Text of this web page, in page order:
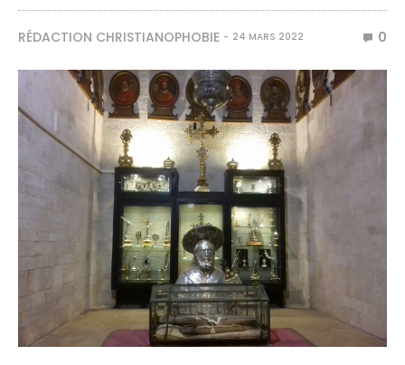
RÉDACTION CHRISTIANOPHOBIE 24 MARS 2022 0